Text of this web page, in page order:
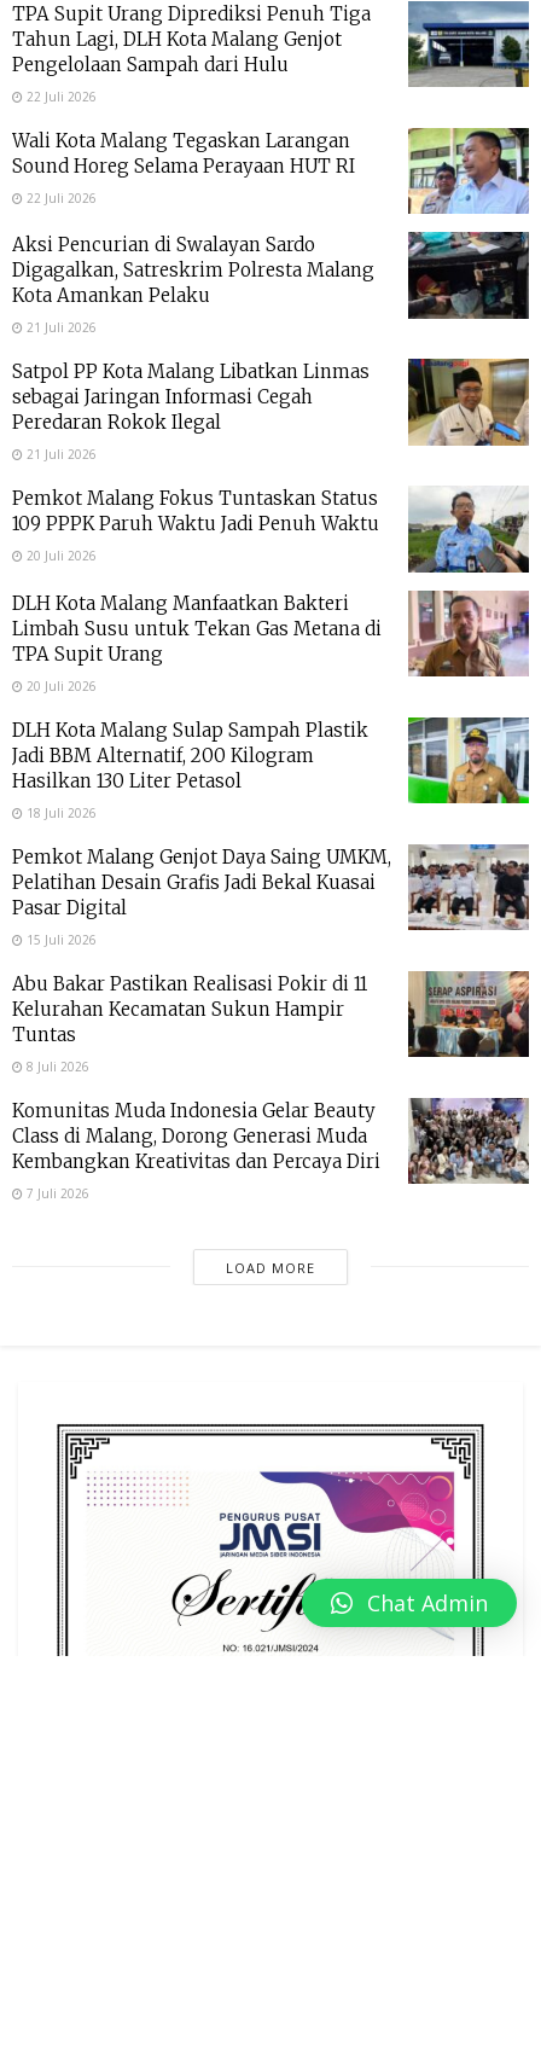
TPA Supit Urang Diprediksi Penuh Tiga
Tahun Lagi, DLH Kota Malang Genjot
Pengelolaan Sampah dari Hulu
22 Juli 2026
Wali Kota Malang Tegaskan Larangan
Sound Horeg Selama Perayaan HUT RI
22 Juli 2026
Aksi Pencurian di Swalayan Sardo
Digagalkan, Satreskrim Polresta Malang
Kota Amankan Pelaku
21 Juli 2026
Satpol PP Kota Malang Libatkan Linmas
sebagai Jaringan Informasi Cegah
Peredaran Rokok Ilegal
21 Juli 2026
Pemkot Malang Fokus Tuntaskan Status
109 PPPK Paruh Waktu Jadi Penuh Waktu
20 Juli 2026
DLH Kota Malang Manfaatkan Bakteri
Limbah Susu untuk Tekan Gas Metana di
TPA Supit Urang
20 Juli 2026
DLH Kota Malang Sulap Sampah Plastik
Jadi BBM Alternatif, 200 Kilogram
Hasilkan 130 Liter Petasol
18 Juli 2026
Pemkot Malang Genjot Daya Saing UMKM,
Pelatihan Desain Grafis Jadi Bekal Kuasai
Pasar Digital
15 Juli 2026
Abu Bakar Pastikan Realisasi Pokir di 11
Kelurahan Kecamatan Sukun Hampir
Tuntas
8 Juli 2026
Komunitas Muda Indonesia Gelar Beauty
Class di Malang, Dorong Generasi Muda
Kembangkan Kreativitas dan Percaya Diri
7 Juli 2026
LOAD MORE
Chat Admin